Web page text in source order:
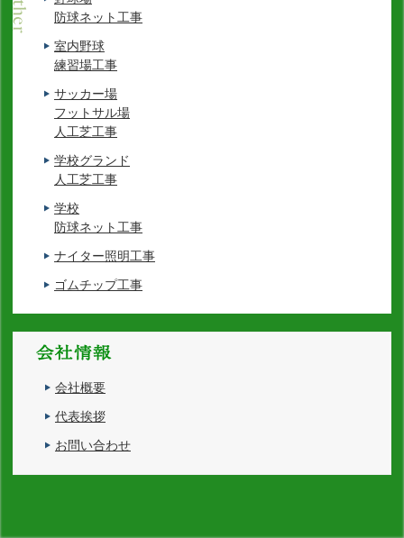
防球ネット工事
室内野球
練習場工事
サッカー場
フットサル場
人工芝工事
学校グランド
人工芝工事
学校
防球ネット工事
ナイター照明工事
ゴムチップ工事
会社概要
代表挨拶
お問い合わせ